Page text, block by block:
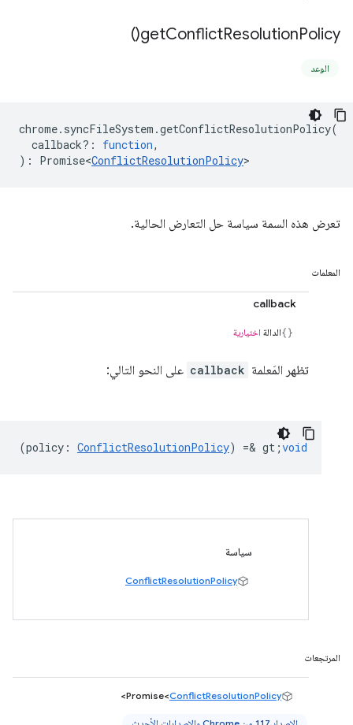
getConflictResolutionPolicy(
)
الوعد
chrome. syncFileSystem .getConflictResolutionPolicy(
callback? : function,
) : Promise<ConflictResolutionPolicy>
تعرض هذه السمة سياسة حل التعارض الحالية.
المعلمات
callback
الدالة اختيارية
تظهر المَعلمة callback على النحو التالي:
(policy : ConflictResolutionPolicy) =& gt;void
سياسة
ConflictResolutionPolicy
المرتجعات
Promise<ConflictResolutionPolicy
>